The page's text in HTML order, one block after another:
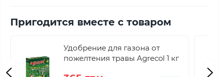
10% Райграс многолетний пастбищный Fancy
800 грамм газонной травосмеси рассчитано на
- 30 м.кв.
Пригодится вместе с товаром
Удобрение для газона от
пожелтения травы Agrecol 1 кг